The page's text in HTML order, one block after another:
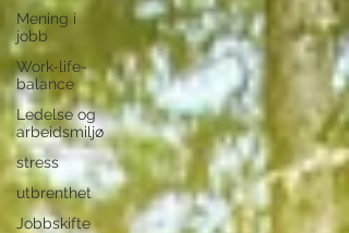
Mening i
jobb
Work-life-
balance
Ledelse og
arbeidsmiljø
stress
utbrenthet
Jobbskifte